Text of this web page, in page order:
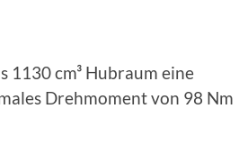
cm³ Hubraum eine
Drehmoment von 98 Nm